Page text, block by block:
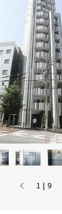
1 | 9